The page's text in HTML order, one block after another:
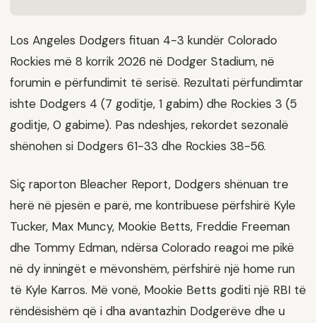
Los Angeles Dodgers fituan 4-3 kundër Colorado
Rockies më 8 korrik 2026 në Dodger Stadium, në
forumin e përfundimit të serisë. Rezultati përfundimtar
ishte Dodgers 4 (7 goditje, 1 gabim) dhe Rockies 3 (5
goditje, 0 gabime). Pas ndeshjes, rekordet sezonalë
shënohen si Dodgers 61-33 dhe Rockies 38-56.
Siç raporton Bleacher Report, Dodgers shënuan tre
herë në pjesën e parë, me kontribuese përfshirë Kyle
Tucker, Max Muncy, Mookie Betts, Freddie Freeman
dhe Tommy Edman, ndërsa Colorado reagoi me pikë
në dy inningët e mëvonshëm, përfshirë një home run
të Kyle Karros. Më vonë, Mookie Betts goditi një RBI të
rëndësishëm që i dha avantazhin Dodgerëve dhe u